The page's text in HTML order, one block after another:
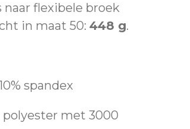
flexibele broek
in maat 50: 448 g.
spandex
polyester met 3000